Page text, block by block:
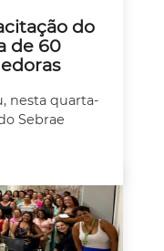
do
de 60
nesta quarta-
Sebrae